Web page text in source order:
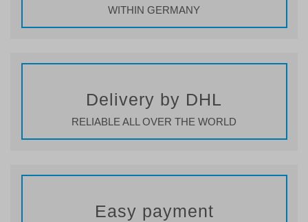
WITHIN GERMANY
Delivery by DHL
RELIABLE ALL OVER THE WORLD
Easy payment